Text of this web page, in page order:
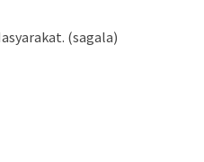
(sagala)